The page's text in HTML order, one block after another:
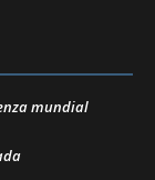
mundial